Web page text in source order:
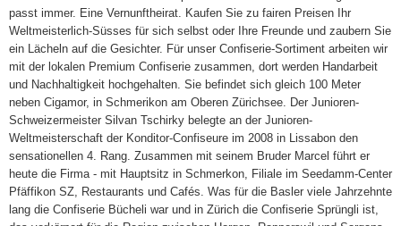
passt immer. Eine Vernunftheirat. Kaufen Sie zu fairen Preisen Ihr
Weltmeisterlich-Süsses für sich selbst oder Ihre Freunde und zaubern Sie
ein Lächeln auf die Gesichter. Für unser Confiserie-Sortiment arbeiten wir
mit der lokalen Premium Confiserie zusammen, dort werden Handarbeit
und Nachhaltigkeit hochgehalten. Sie befindet sich gleich 100 Meter
neben Cigamor, in Schmerikon am Oberen Zürichsee. Der Junioren-
Schweizermeister Silvan Tschirky belegte an der Junioren-
Weltmeisterschaft der Konditor-Confiseure im 2008 in Lissabon den
sensationellen 4. Rang. Zusammen mit seinem Bruder Marcel führt er
heute die Firma - mit Hauptsitz in Schmerkon, Filiale im Seedamm-Center
Pfäffikon SZ, Restaurants und Cafés. Was für die Basler viele Jahrzehnte
lang die Confiserie Bücheli war und in Zürich die Confiserie Sprüngli ist,